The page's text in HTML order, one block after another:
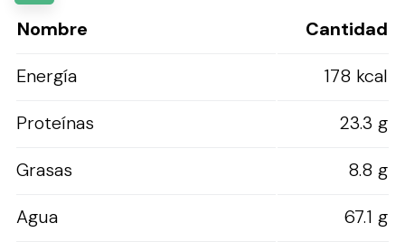
Nombre
Cantidad
Energía
178 kcal
Proteínas
23.3 g
Grasas
8.8 g
Agua
67.1 g